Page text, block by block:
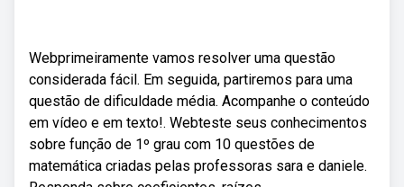
Webprimeiramente vamos resolver uma questão
considerada fácil. Em seguida, partiremos para uma
questão de dificuldade média. Acompanhe o conteúdo
em vídeo e em texto!. Webteste seus conhecimentos
sobre função de 1º grau com 10 questões de
matemática criadas pelas professoras sara e daniele.